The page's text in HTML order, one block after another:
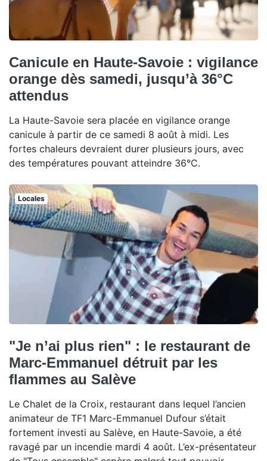
Canicule en Haute-Savoie : vigilance
orange dès samedi, jusqu’à 36°C
attendus
La Haute-Savoie sera placée en vigilance orange
canicule à partir de ce samedi 8 août à midi. Les
fortes chaleurs devraient durer plusieurs jours, avec
des températures pouvant atteindre 36°C.
Locales
"Je n’ai plus rien" : le restaurant de
Marc-Emmanuel détruit par les
flammes au Salève
Le Chalet de la Croix, restaurant dans lequel l’ancien
animateur de TF1 Marc-Emmanuel Dufour s’était
fortement investi au Salève, en Haute-Savoie, a été
ravagé par un incendie mardi 4 août. L’ex-présentateur